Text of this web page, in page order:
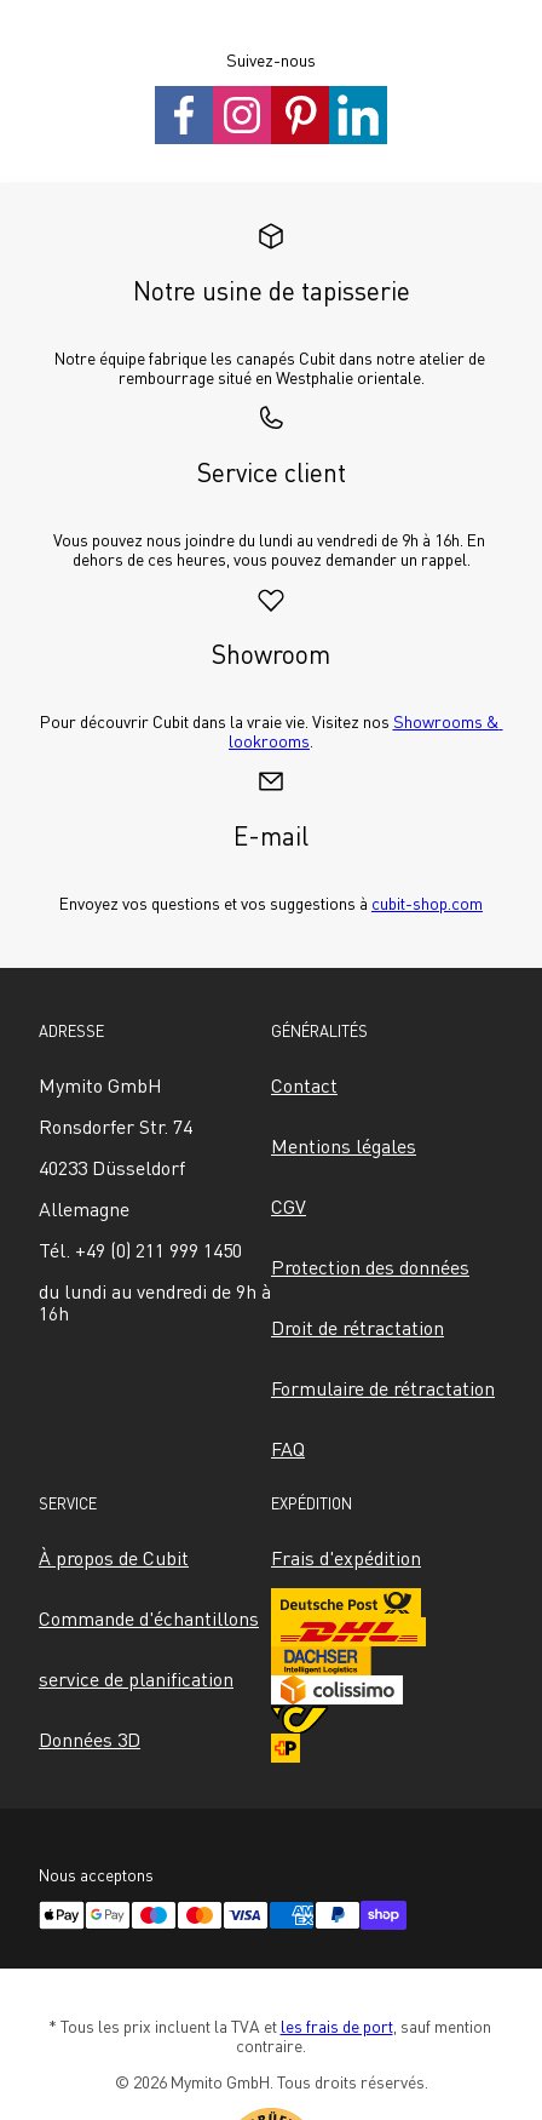
Suivez-nous
Notre usine de tapisserie
Notre équipe fabrique les canapés Cubit dans notre atelier de
rembourrage situé en Westphalie orientale.
Service client
Vous pouvez nous joindre du lundi au vendredi de 9h à 16h. En
dehors de ces heures, vous pouvez demander un rappel.
Showroom
Pour découvrir Cubit dans la vraie vie. Visitez nos Showrooms &
lookrooms
E-mail
Envoyez vos questions et vos suggestions à cubit-shop.com
ADRESSE
Mymito GmbH
Ronsdorfer Str. 74
40233 Düsseldorf
Allemagne
Tél. +49 (0) 211 999 1450
du lundi au vendredi de 9h à
16h
GÉNÉRALITÉS
Contact
Mentions légales
CGV
Protection des données
Droit de rétractation
Formulaire de rétractation
FAQ
SERVICE
À propos de Cubit
Commande d'échantillons
service de planification
Données 3D
EXPÉDITION
Frais d'expédition
Nous acceptons
* Tous les prix incluent la TVA et les frais de port, sauf mention
contraire.
© 2026 Mymito GmbH. Tous droits réservés.